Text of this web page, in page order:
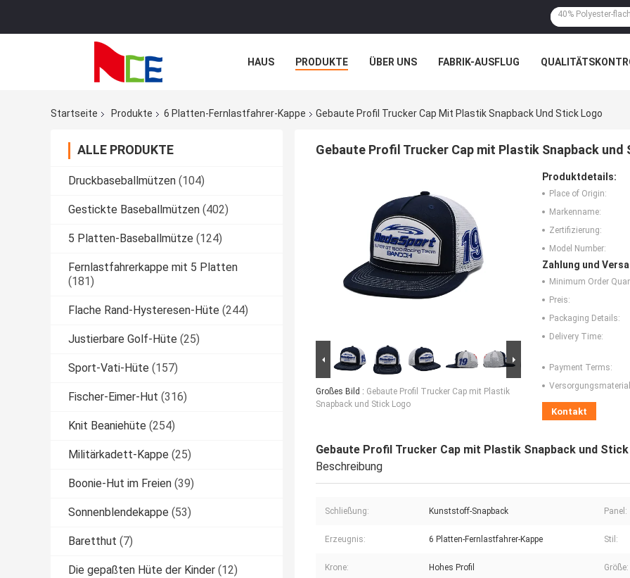
HAUS PRODUKTE ÜBER UNS FABRIK-AUSFLUG
Startseite
Produkte 6 Platten-Fernlastfahrer-Kappe Gebaute Profil Trucker Cap Mit Plastik Snapback Und Stick Logo
ALLE PRODUKTE
Druckbaseballmützen (104)
Gestickte Baseballmützen (402)
5 Platten-Baseballmütze (124)
Fernlastfahrerkappe mit 5 Platten
(181)
Flache Rand-Hysteresen-Hüte (244)
Justierbare Golf-Hüte (25)
Sport-Vati-Hüte (157)
Fischer-Eimer-Hut (316)
Knit Beaniehüte (254)
Militärkadett-Kappe (25)
Boonie-Hut im Freien (39)
Sonnenblendekappe (53)
Baretthut (7)
Die gepaßten Hüte der Kinder (12)
Gebaute Profil Trucker Cap mit Plastik Snapback und
Großes Bild : Gebaute Profil Trucker Cap mit Plastik
Snapback und Stick Logo
Produktdetails:
Place of Origin:
Markenname:
Zertifizierung:
Model Number:
Zahlung und
Minimum Order
Preis:
Packaging Details:
Delivery Time:
Payment Terms:
Kontakt
Gebaute Profil Trucker Cap mit Plastik Snapback und
Beschreibung
Schließung: Kunststoff-Snapback Panel:
Erzeugnis: 6 Platten-Fernlastfahrer-Kappe Stil:
Krone: Hohes Profil Größe: